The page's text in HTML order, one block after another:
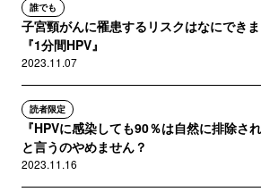
誰でも
子宮頸がんに罹患するリスクはなにできま
『1分間HPV』
2023.11.07
読者限定
『HPVに感染しても90％は自然に排除され
と言うのやめません？
2023.11.16